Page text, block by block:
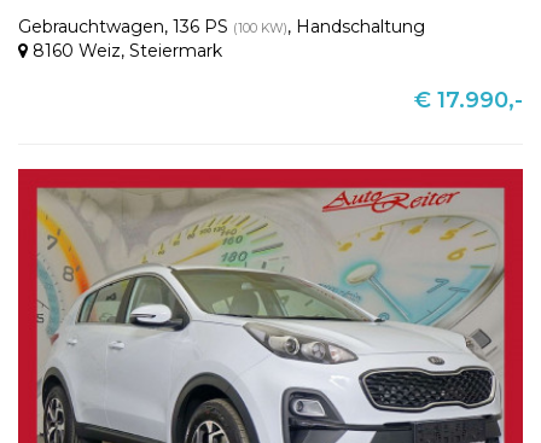
Gebrauchtwagen, 136 PS (100 KW), Handschaltung
8160 Weiz, Steiermark
€ 17.990,-